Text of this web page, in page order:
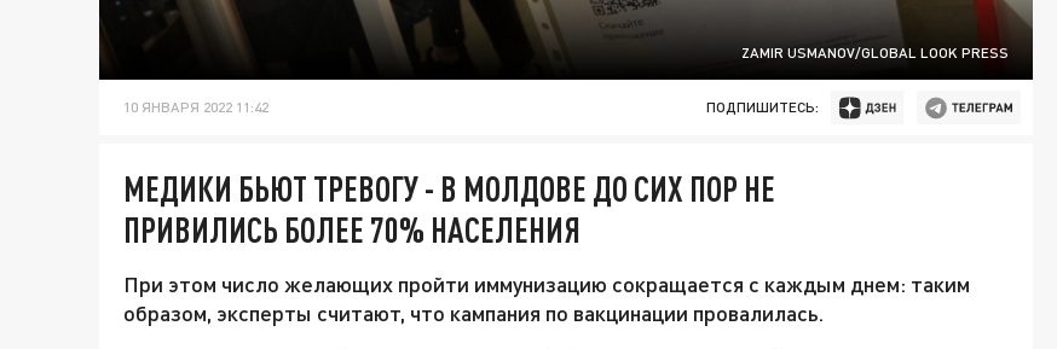
ZAMIR USMANOV/GLOBAL LOOK PRESS
10 ЯНВАРЯ 2022 11:42 ПОДПИШИТЕСЬ:
МЕДИКИ БЬЮТ ТРЕВОГУ - В МОЛДОВЕ ДО СИХ ПОР НЕ
ПРИВИЛИСЬ БОЛЕЕ 70% НАСЕЛЕНИЯ
При этом число желающих пройти иммунизацию сокращается с каждым днем: таким
образом, эксперты считают, что кампания по вакцинации провалилась.